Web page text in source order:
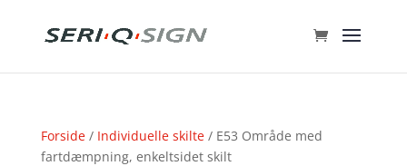
Forside/ Individuelle skilte/ E53 Område med
fartdæmpning, enkeltsidet skilt